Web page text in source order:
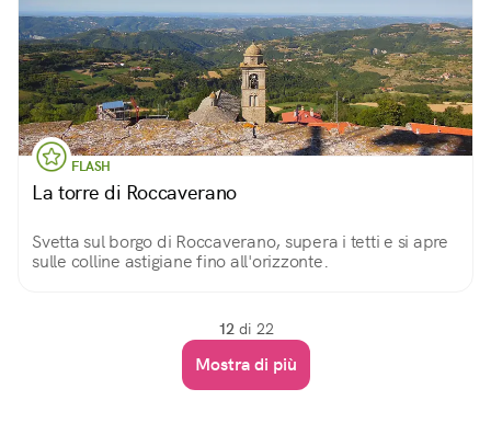
FLASH
La torre di Roccaverano
Svetta sul borgo di Roccaverano, supera i tetti e si apre
sulle colline astigiane fino all'orizzonte.
12 di 22
Mostra di più